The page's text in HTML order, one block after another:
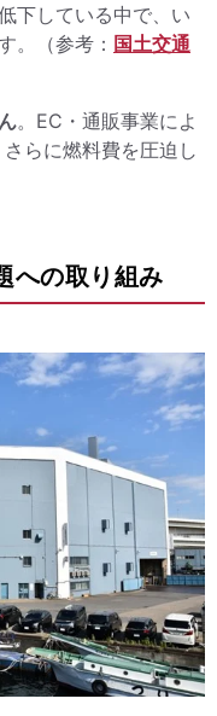
下している中で、い
。（参考： 国土交通
。EC・通販事業によ
らに燃料費を圧迫し
への取り組み